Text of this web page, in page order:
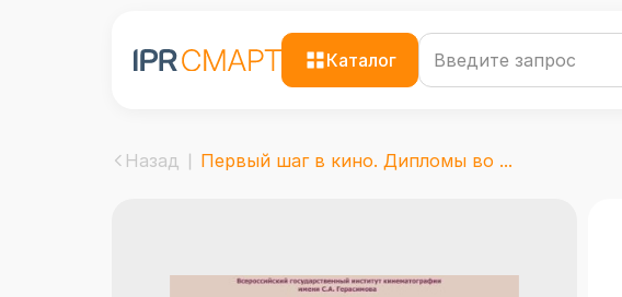
Каталог
Назад Первый шаг в кино. Дипломы во ...